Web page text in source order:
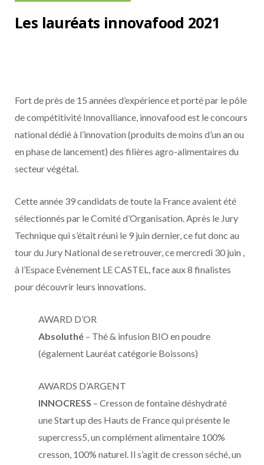
Les lauréats innovafood 2021
Fort de près de 15 années d’expérience et porté par le pôle
de compétitivité Innovalliance, innovafood est le concours
national dédié à l’innovation (produits de moins d’un an ou
en phase de lancement) des filières agro-alimentaires du
secteur végétal.
Cette année 39 candidats de toute la France avaient été
sélectionnés par le Comité d’Organisation. Après le Jury
Technique qui s’était réuni le 9 juin dernier, ce fut donc au
tour du Jury National de se retrouver, ce mercredi 30 juin ,
à l’Espace Evènement LE CASTEL, face aux 8 finalistes
pour découvrir leurs innovations.
AWARD D’OR
Absoluthé – Thé & infusion BIO en poudre
(également Lauréat catégorie Boissons)
AWARDS D’ARGENT
INNOCRESS – Cresson de fontaine déshydraté
une Start up des Hauts de France qui présente le
supercress5, un complément alimentaire 100%
cresson, 100% naturel. Il s’agit de cresson séché, un